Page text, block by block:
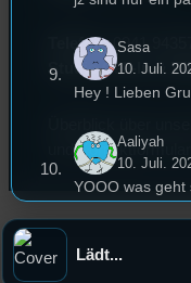
Telefon:0941
Studio Call-In &
und
Sasa
10. Juli.
Hey ! Lieben
Aaliyah
10. Juli.
YOOO was geht
10. Juli.
Lädt...